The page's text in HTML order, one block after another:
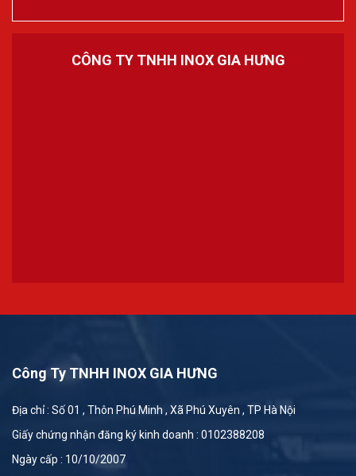
CÔNG TY TNHH INOX GIA HƯNG
Công Ty TNHH INOX GIA HƯNG
Địa chỉ : Số 01 , Thôn Phú Minh , Xã Phú Xuyên , TP Hà Nội
Giấy chứng nhận đăng ký kinh doanh : 0102388208
Ngày cấp : 10/10/2007